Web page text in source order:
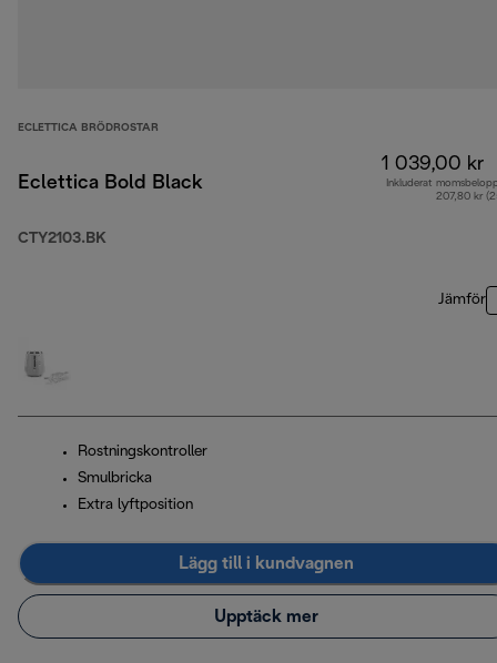
ECLETTICA BRÖDROSTAR
Eclettica Bold Black
CTY2103.BK
1 039,00 kr
Inkluderat
207,80 kr
Jämför
Rostningskontroller
Smulbricka
Extra lyftposition
Lägg till i kundvagnen
Upptäck mer